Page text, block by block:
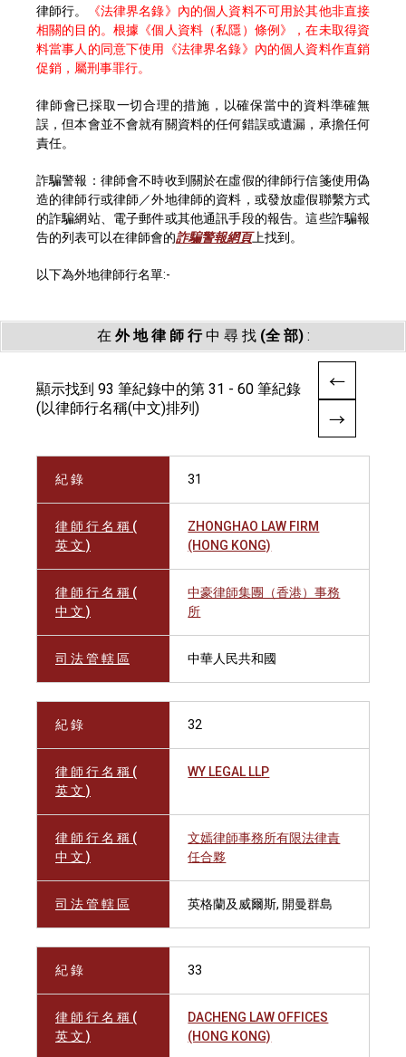
律師行。
《法律界名錄》內的個人資料不可用於其他非直接
相關的目的。根據《個人資料（私隱）條例》，在未取得資
料當事人的同意下使用《法律界名錄》內的個人資料作直銷
促銷，屬刑事罪行。
律師會已採取一切合理的措施，以確保當中的資料準確無
誤，但本會並不會就有關資料的任何錯誤或遺漏，承擔任何
責任。
詐騙警報：律師會不時收到關於在虛假的律師行信箋使用偽
造的律師行或律師／外地律師的資料，或發放虛假聯繫方式
的詐騙網站、電子郵件或其他通訊手段的報告。這些詐騙報
告的列表可以在律師會的詐騙警報網頁上找到。
以下為外地律師行名單:-
在 外 地 律 師 行中 尋 找 (全 部):
顯示找到 93 筆紀錄中的第 31 - 60 筆紀錄
(以律師行名稱(中文)排列)
紀 錄 31
律 師 行 名 稱 (
英 文 )
ZHONGHAO LAW FIRM
(HONG KONG)
律 師 行 名 稱 (
中 文 )
中豪律師集團（香港）事務
所
司 法 管 轄 區 中華人民共和國
紀 錄 32
律 師 行 名 稱 (
英 文 )
WY LEGAL LLP
律 師 行 名 稱 (
中 文 )
文嫣律師事務所有限法律責
任合夥
司 法 管 轄 區 英格蘭及威爾斯, 開曼群島
紀 錄 33
律 師 行 名 稱 (
英 文 )
DACHENG LAW OFFICES
(HONG KONG)